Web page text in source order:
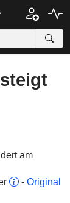
am
- Original